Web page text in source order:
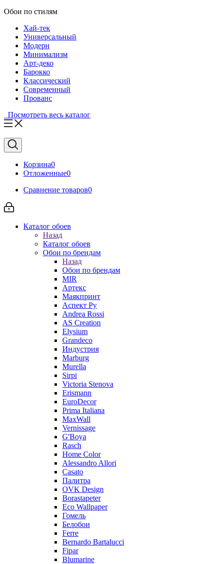
Обои по стилям
Хай-тек
Универсальный
Модерн
Минимализм
Арт-деко
Барокко
Классический
Современный
Прованс
Посмотреть весь каталог
Корзина0
Отложенные0
Сравнение товаров0
Каталог обоев
Назад
Каталог обоев
Обои по брендам
Назад
Обои по брендам
MIR
Артекс
Маякпринт
Аспект Ру
Andrea Rossi
AS Creation
Elysium
Grandeco
Индустрия
Marburg
Murella
Sirpi
Victoria Stenova
Erismann
EuroDecor
Prima Italiana
MaxWall
Vernissage
G'Boya
Rasch
Home Color
Alessandro Allori
Casato
Палитра
OVK Design
Borastapeter
Eco Wallpaper
Гомель
Белобои
Ferre
Bernardo Bartalucci
Fipar
Blumarine